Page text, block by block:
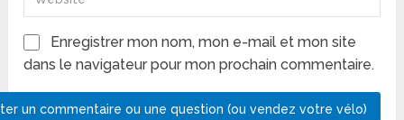
Enregistrer mon nom, mon e-mail et mon site
dans le navigateur pour mon prochain commentaire.